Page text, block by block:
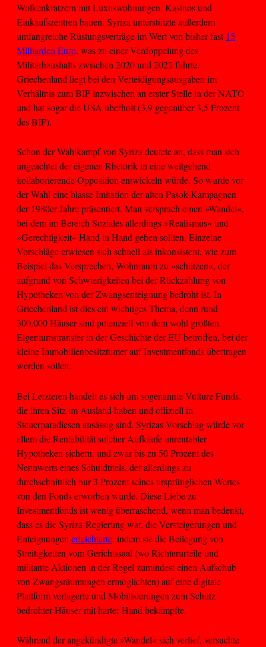
Wolkenkratzern mit Luxuswohnungen, Kasinos und
Einkaufszentren bauen. Syriza unterstützte außerdem
umfangreiche Rüstungsverträge im Wert von bisher fast 15
Milliarden Euro, was zu einer Verdoppelung des
Militärhaushalts zwischen 2020 und 2022 führte.
Griechenland liegt bei den Verteidigungsausgaben im
Verhältnis zum BIP inzwischen an erster Stelle in der NATO
und hat sogar die USA überholt (3,9 gegenüber 3,5 Prozent
des BIP).
Schon der Wahlkampf von Syriza deutete an, dass man sich
ungeachtet der eigenen Rhetorik in eine weitgehend
kollaborierende Opposition entwickeln würde. So wurde vor
der Wahl eine blasse Imitation der alten Pasok-Kampagnen
der 1980er Jahre präsentiert. Man versprach einen »Wandel«,
bei dem im Bereich Soziales allerdings »Realismus« und
»Gerechtigkeit« Hand in Hand gehen sollten. Einzelne
Vorschläge erwiesen sich schnell als inkonsistent, wie zum
Beispiel das Versprechen, Wohnraum zu »schützen«, der
aufgrund von Schwierigkeiten bei der Rückzahlung von
Hypotheken von der Zwangsenteignung bedroht ist. In
Griechenland ist dies ein wichtiges Thema, denn rund
300.000 Häuser sind potenziell von dem wohl größten
Eigentumstransfer in der Geschichte der EU betroffen, bei der
kleine Immobilienbesitztümer auf Investmentfonds übertragen
werden sollen.
Bei Letzteren handelt es sich um sogenannte Vulture Funds,
die ihren Sitz im Ausland haben und offiziell in
Steuerparadiesen ansässig sind. Syrizas Vorschlag würde vor
allem die Rentabilität solcher Aufkäufe unrentabler
Hypotheken sichern, und zwar bis zu 50 Prozent des
Nennwerts eines Schuldtitels, der allerdings zu
durchschnittlich nur 3 Prozent seines ursprünglichen Wertes
von den Fonds erworben wurde. Diese Liebe zu
Investmentfonds ist wenig überraschend, wenn man bedenkt,
dass es die Syriza-Regierung war, die Versteigerungen und
Enteignungen erleichterte, indem sie die Beilegung von
Streitigkeiten vom Gerichtssaal (wo Richterurteile und
militante Aktionen in der Regel zumindest einen Aufschub
von Zwangsräumungen ermöglichten) auf eine digitale
Plattform verlagerte und Mobilisierungen zum Schutz
bedrohter Häuser mit harter Hand bekämpfte.
Während der angekündigte »Wandel« sich verlief, versuchte